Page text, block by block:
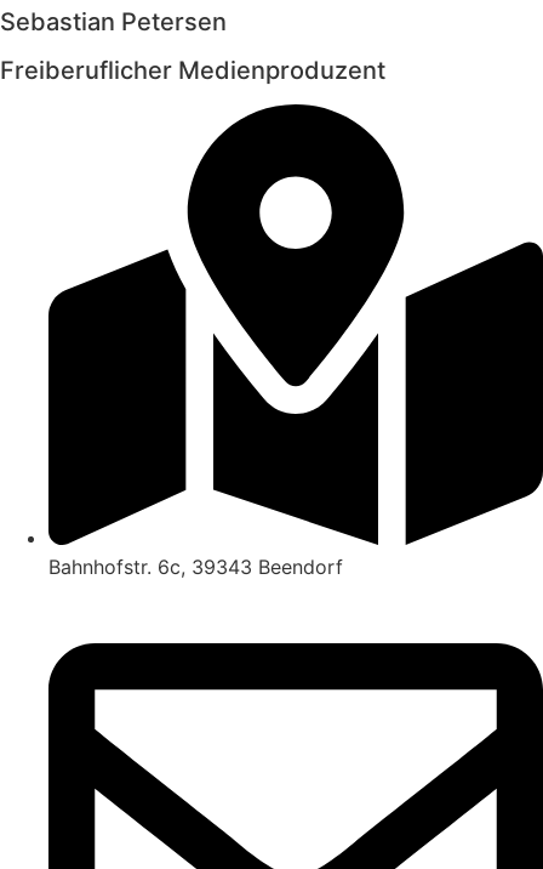
Sebastian Petersen
Freiberuflicher Medienproduzent
Bahnhofstr. 6c, 39343 Beendorf